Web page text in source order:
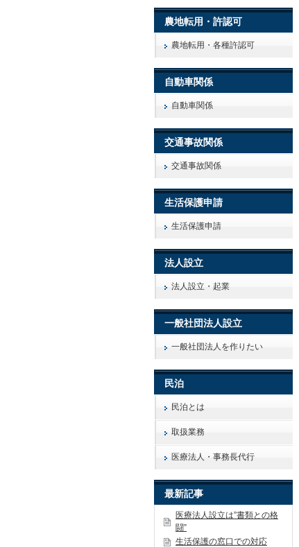
農地転用・許認可
農地転用・各種許認可
自動車関係
自動車関係
交通事故関係
交通事故関係
生活保護申請
生活保護申請
法人設立
法人設立・起業
一般社団法人設立
一般社団法人を作りたい
民泊
民泊とは
取扱業務
医療法人・事務長代行
最新記事
医療法人設立は”書類との格
闘”
生活保護の窓口での対応